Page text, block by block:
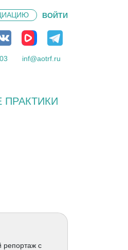
ВОЙТИ
inf@aotrf.ru
репортаж с